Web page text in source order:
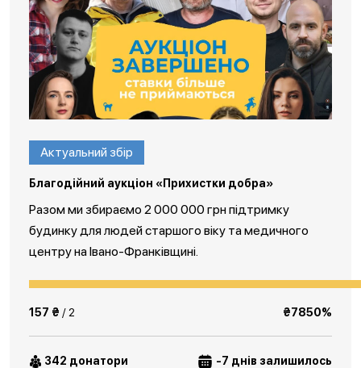
Актуальний збір
Благодійний аукціон «Прихистки добра»
Разом ми збираємо 2 000 000 грн підтримку
будинку для людей старшого віку та медичного
центру на Івано-Франківщині.
157 ₴ / 2 ₴7850%
342 донатори -7 днів залишилось